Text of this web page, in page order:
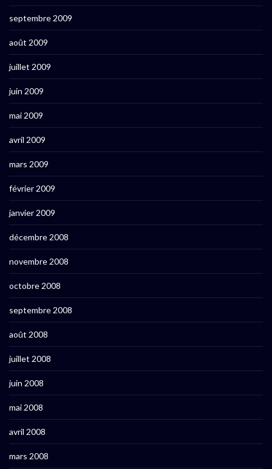
septembre 2009
août 2009
juillet 2009
juin 2009
mai 2009
avril 2009
mars 2009
février 2009
janvier 2009
décembre 2008
novembre 2008
octobre 2008
septembre 2008
août 2008
juillet 2008
juin 2008
mai 2008
avril 2008
mars 2008